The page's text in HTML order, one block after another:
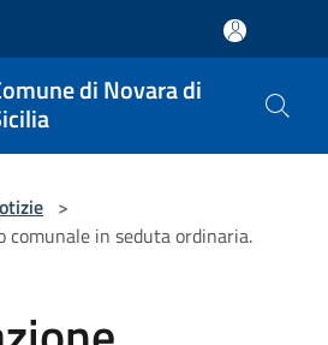
di Novara di
>
comunale in seduta ordinaria.